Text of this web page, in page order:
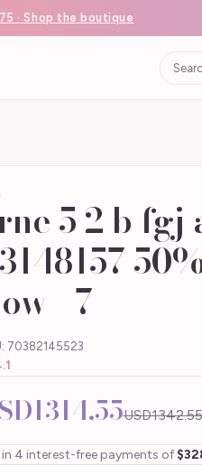
· Shop the boutique
5 2 b fgj
7
70382145523
USD1342.55
in 4 interest-free payments of